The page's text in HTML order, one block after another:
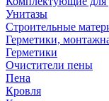
Унитазы
Строительные
Герметики,
Герметики
Очистители пены
Пена
Кровля